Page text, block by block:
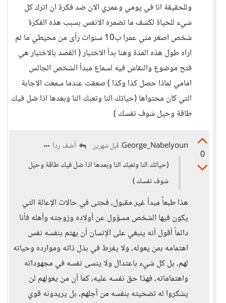
وللحقيقة انا في يومي وعمري الان ضد فكرة ان اترك كل
شيء للحياة لكشف ما تضمره الانفس بسبب هذه الفكرة
شخص اصغر مني عمرا ب10 سنوات رأى من محيطي ما لم
اراه طول هذه المدة وهنا بدأ الاختبار ( القصد بالاختبار هي
فتح موضوع والنقاش فيه لسماع مبدأ الشخص الجالس
امامي لماذا حصل كذا وكذا ) صعقت عندما سمعت الاجابة
التي كان محتواها (حياتك النا وتعبك النا وبعدها اذا ضل فيك
طاقة وحيل شوف نفسك )
0
George_Nabelyoun قبل شهرين
أضف ردا
(حياتك النا وتعبك النا وبعدها اذا ضل فيك طاقة وحيل
شوف نفسك )
هذا طبعاً مبدأ غير مقبول، فحتى في حالات الإعالة التي
يكون فيها الشخص مسؤول عن أولاده وزوجته وأهله فأنا
دائماً أقول أنه ينبغي على الإنسان أن يهتم بنفسه نفس
اهتمامه بمن يعوله، ولا يفرط في بذل ذاته وموارده وحياته
لهم، بل كل شيء باعتدال ولا ينسى نفسه في مجهوداته
واهتماماته، فهذا حق نفسه عليه، كما أن من يعولهم لن
يشكروا له تضحيته بنفسه من أجلهم، بل يريدونه قوي